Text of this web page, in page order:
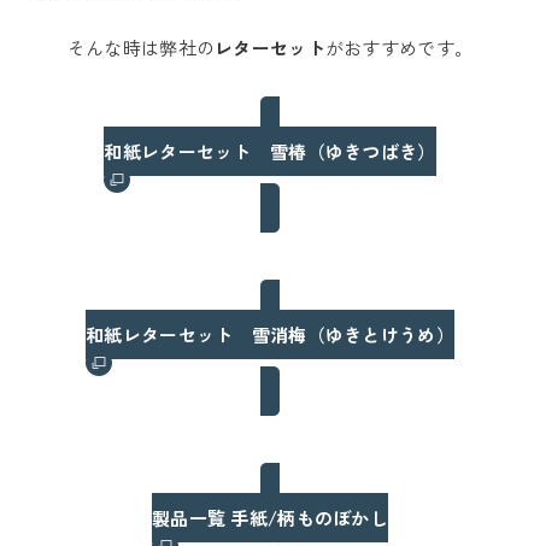
そんな時は弊社の レターセットがおすすめです。
和紙レターセット 雪椿（ゆきつばき）
和紙レターセット 雪消梅（ゆきとけうめ）
製品一覧 手紙/柄ものぼかし